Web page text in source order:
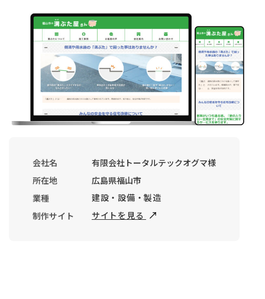
会社名
有限会社トータルテックオグマ様
所在地
広島県福山市
業種
建設・設備・製造
制作サイト
サイトを見る